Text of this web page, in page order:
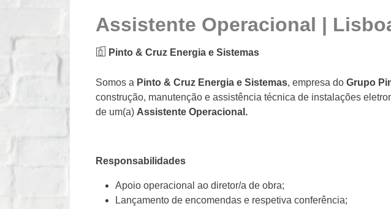
Assistente Operacional |
Pinto & Cruz Energia e Sistemas
Somos a Pinto & Cruz Energia e Sistemas, empresa do Grupo
construção, manutenção e assistência técnica de instalações
de um(a) Assistente Operacional.
Responsabilidades
Apoio operacional ao diretor/a de obra;
Lançamento de encomendas e respetiva conferência;